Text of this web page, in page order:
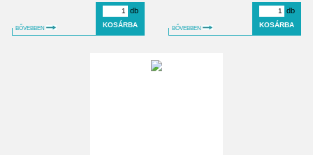
BŐVEBBEN
db
BŐVEBBEN
db